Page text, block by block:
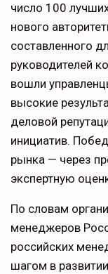
число 100
нового
составленного
руководителей
вошли
высокие
деловой
инициатив.
рынка — через
экспертную
По словам
менеджеров
российских
шагом в